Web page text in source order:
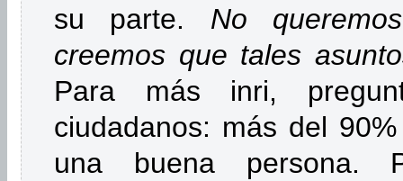
su parte. No
creemos que tales
Para más inri,
ciudadanos: más del
una buena persona.